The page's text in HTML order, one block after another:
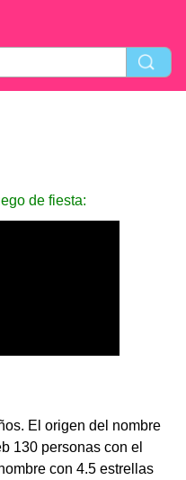
de fiesta:
El origen del nombre
130 personas con el
con 4.5 estrellas